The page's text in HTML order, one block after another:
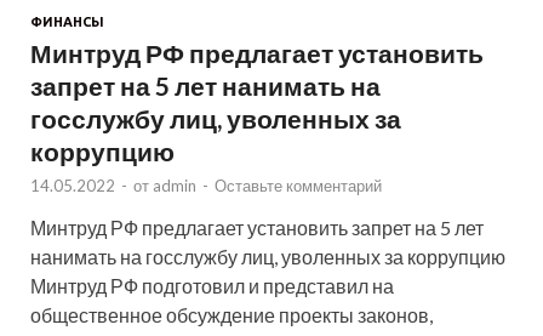
ФИНАНСЫ
Минтруд РФ предлагает установить
запрет на 5 лет нанимать на
госслужбу лиц, уволенных за
коррупцию
14.05.2022 - от admin - Оставьте комментарий
Минтруд РФ предлагает установить запрет на 5 лет
нанимать на госслужбу лиц, уволенных за коррупцию
Минтруд РФ подготовил и представил на
общественное обсуждение проекты законов,